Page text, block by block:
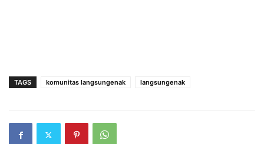
TAGS komunitas langsungenak langsungenak